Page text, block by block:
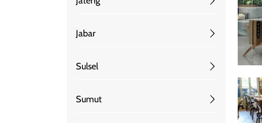
Jabar
Sulsel
Sumut